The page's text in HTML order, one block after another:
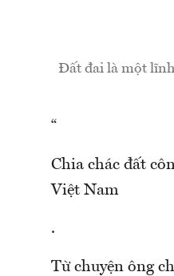
Đất đai là một lĩnh
“
Chia chác đất
Việt Nam
.
Từ chuyện ông